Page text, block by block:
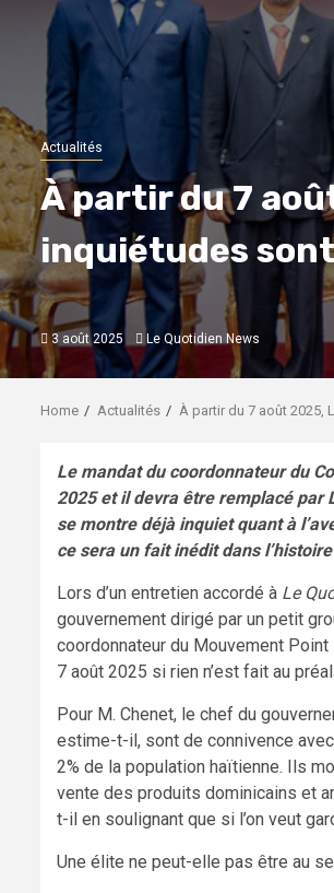
Actualités
À partir du 7
inquiétudes
3 août 2025 Le Quotidien News
Home Actualités À partir du 7 août 2025,
Le mandat du coordonnateur du
2025 et il devra être remplacé par
se montre déjà inquiet quant à
ce sera un fait inédit dans
Lors d’un entretien accordé à Le
gouvernement dirigé par un petit
coordonnateur du Mouvement
7 août 2025 si rien n’est fait au
Pour M. Chenet, le chef du
estime-t-il, sont de connivence
2% de la population haïtienne. Ils
vente des produits dominicains et
t-il en soulignant que si l’on veut
Une élite ne peut-elle pas être au